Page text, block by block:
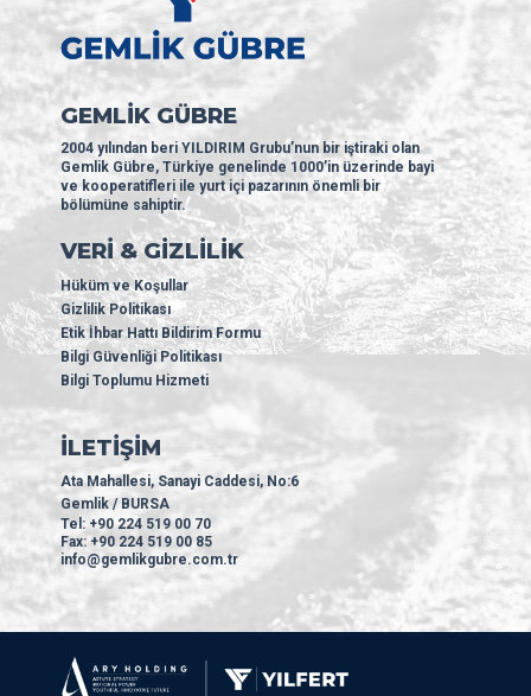
GEMLİK GÜBRE
2004 yılından beri YILDIRIM Grubu’nun bir iştiraki olan
Gemlik Gübre, Türkiye genelinde 1000’in üzerinde bayi
ve kooperatifleri ile yurt içi pazarının önemli bir
bölümüne sahiptir.
VERİ & GİZLİLİK
Hüküm ve Koşullar
Gizlilik Politikası
Etik İhbar Hattı Bildirim Formu
Bilgi Güvenliği Politikası
Bilgi Toplumu Hizmeti
İLETİŞİM
Ata Mahallesi, Sanayi Caddesi, No:6
Gemlik / BURSA
Tel: +90 224 519 00 70
Fax: +90 224 519 00 85
info@gemlikgubre.com.tr